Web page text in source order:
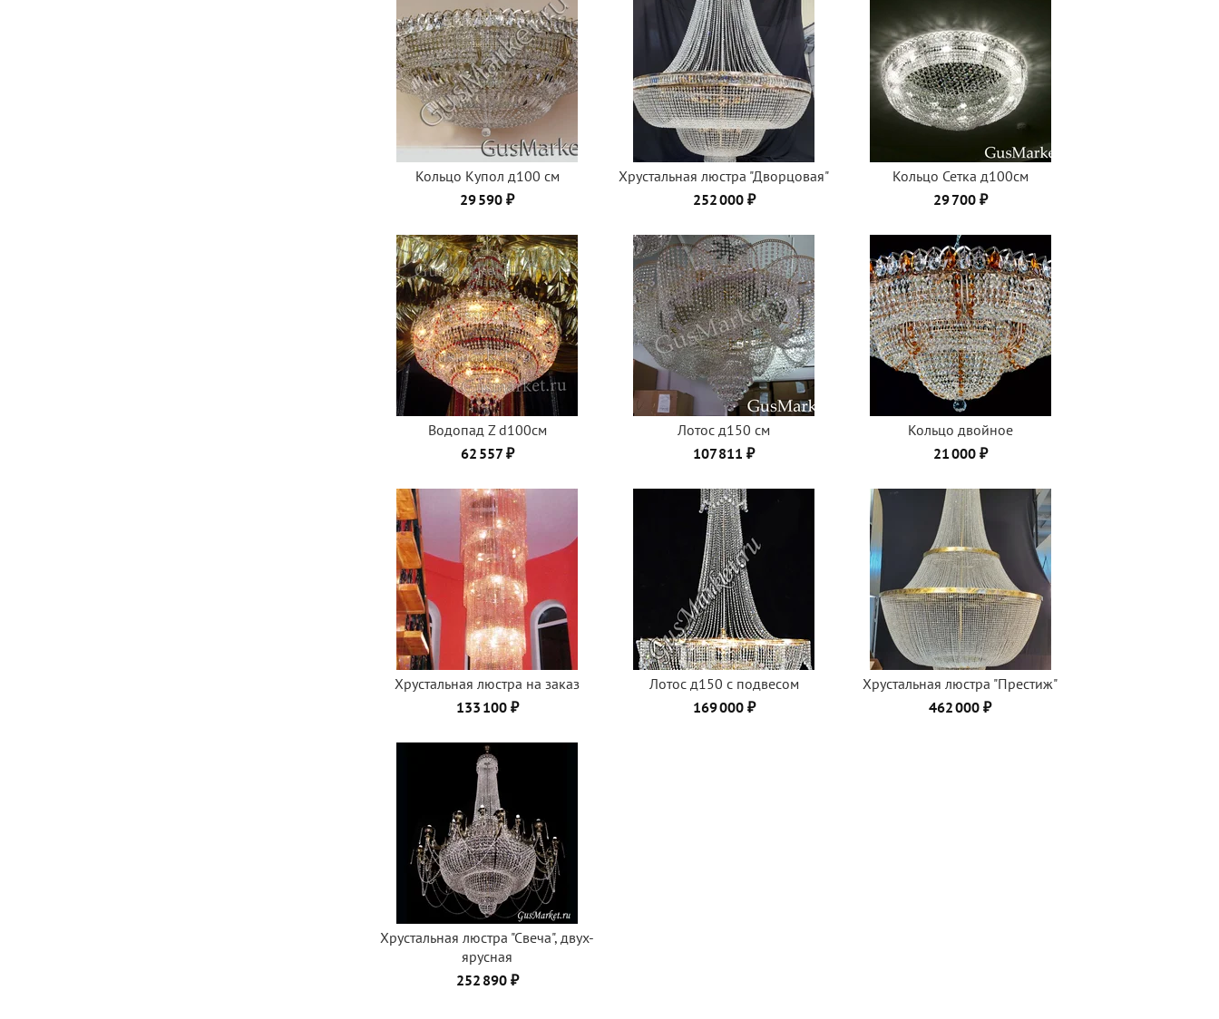
Кольцо Купол д100 см
29 590 ₽
Хрустальная люстра "Дворцовая"
252 000 ₽
Кольцо Сетка д100см
29 700 ₽
Водопад Z d100см
62 557 ₽
Лотос д150 см
107 811 ₽
Кольцо двойное
21 000 ₽
Хрустальная люстра на заказ
133 100 ₽
Лотос д150 с подвесом
169 000 ₽
Хрустальная люстра "Престиж"
462 000 ₽
Хрустальная люстра "Свеча", двух-
ярусная
252 890 ₽